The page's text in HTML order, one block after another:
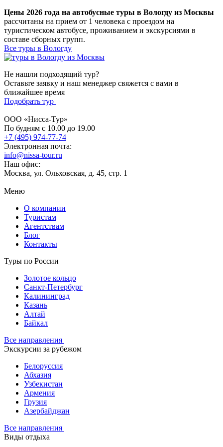
Цены 2026 года на автобусные туры в Вологду из Москвы
рассчитаны на прием от 1 человека с проездом на
туристическом автобусе, проживанием и экскурсиями в
составе сборных групп.
Все туры в Вологду
Не нашли подходящий тур?
Оставьте заявку и наш менеджер свяжется с вами в
ближайшее время
Подобрать тур
ООО «Нисса-Тур»
По будням с 10.00 до 19.00
+7 (495) 974-77-74
Электронная почта:
info@nissa-tour.ru
Наш офис:
Москва, ул. Ольховская, д. 45, стр. 1
Меню
О компании
Туристам
Агентствам
Блог
Контакты
Туры по России
Золотое кольцо
Санкт-Петербург
Калининград
Казань
Алтай
Байкал
Все направления
Экскурсии за рубежом
Белоруссия
Абхазия
Узбекистан
Армения
Грузия
Азербайджан
Все направления
Виды отдыха